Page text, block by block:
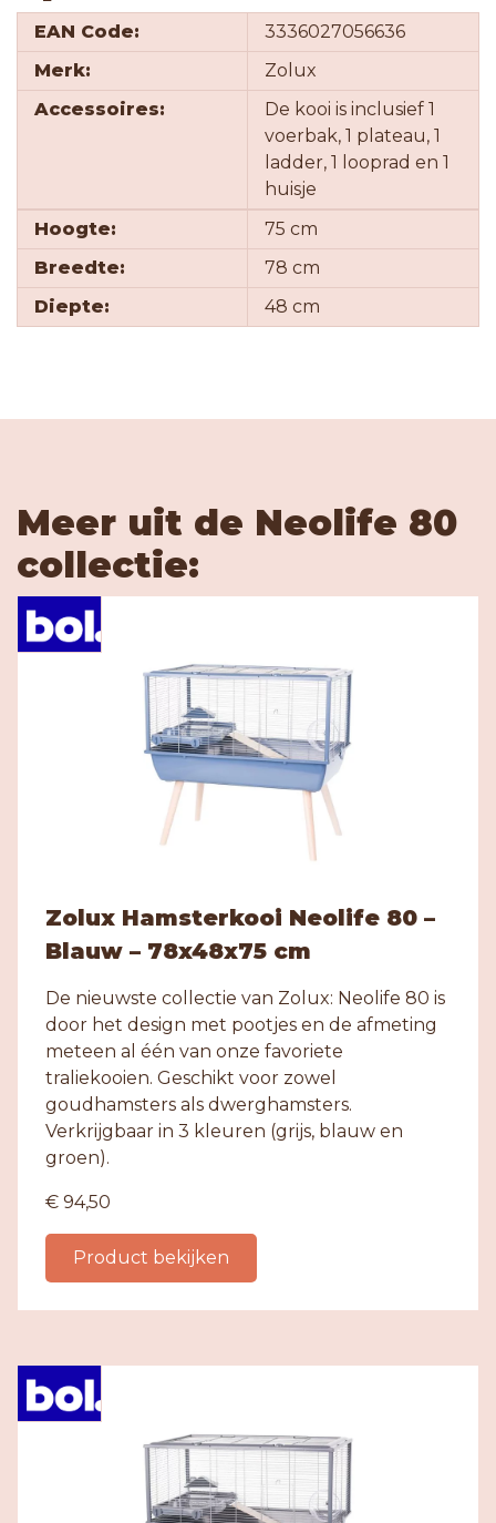
EAN Code:
3336027056636
Merk:
Zolux
Accessoires:
De kooi is inclusief 1
voerbak, 1 plateau, 1
ladder, 1 looprad en 1
huisje
Hoogte:
75 cm
Breedte:
78 cm
Diepte:
48 cm
Meer uit de Neolife 80
collectie:
Zolux Hamsterkooi Neolife 80 –
Blauw – 78x48x75 cm
De nieuwste collectie van Zolux: Neolife 80 is
door het design met pootjes en de afmeting
meteen al één van onze favoriete
traliekooien. Geschikt voor zowel
goudhamsters als dwerghamsters.
Verkrijgbaar in 3 kleuren (grijs, blauw en
groen).
€ 94,50
Product bekijken